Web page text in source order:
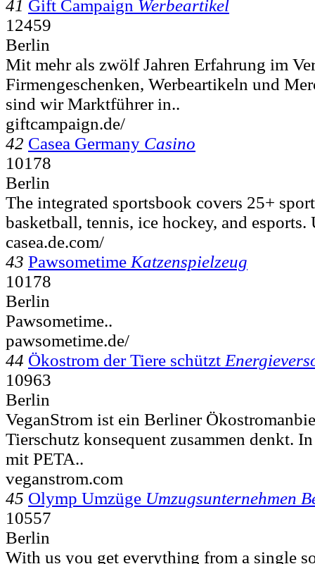
41 Gift Campaign Werbeartikel
12459
Berlin
Mit mehr als zwölf Jahren Erfahrung im
Firmengeschenken, Werbeartikeln und
sind wir Marktführer in..
giftcampaign.de/
42 Casea Germany Casino
10178
Berlin
The integrated sportsbook covers 25+
basketball, tennis, ice hockey, and esports.
casea.de.com/
43 Pawsometime Katzenspielzeug
10178
Berlin
Pawsometime..
pawsometime.de/
44 Ökostrom der Tiere schützt
10963
Berlin
VeganStrom ist ein Berliner
Tierschutz konsequent zusammen denkt.
mit PETA..
veganstrom.com
45 Olymp Umzüge Umzugsunternehmen
10557
Berlin
With us you get everything from a single